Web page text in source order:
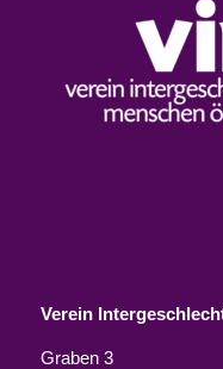
Verein
Graben 3